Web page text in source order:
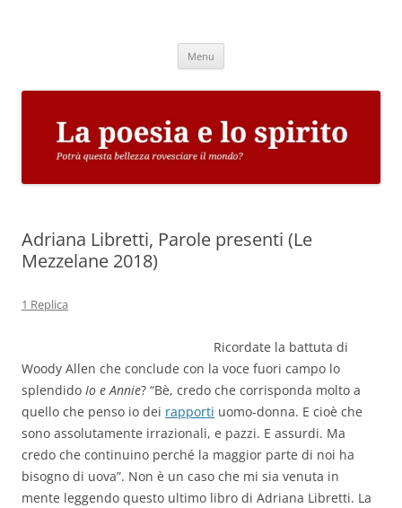
Menu
Adriana Libretti, Parole presenti (Le
Mezzelane 2018)
1 Replica
Ricordate la battuta di
Woody Allen che conclude con la voce fuori campo lo
splendido Io e Annie? “Bè, credo che corrisponda molto a
quello che penso io dei rapporti uomo-donna. E cioè che
sono assolutamente irrazionali, e pazzi. E assurdi. Ma
credo che continuino perché la maggior parte di noi ha
bisogno di uova”. Non è un caso che mi sia venuta in
mente leggendo questo ultimo libro di Adriana Libretti. La